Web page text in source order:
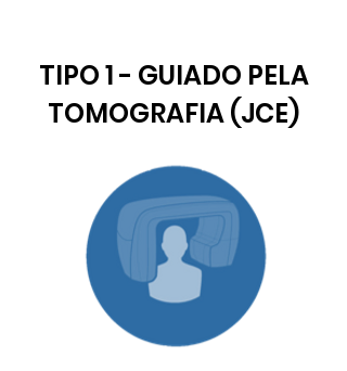
TIPO 1 - GUIADO PELA
TOMOGRAFIA (JCE)